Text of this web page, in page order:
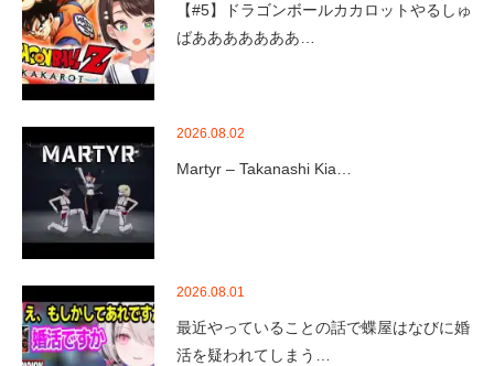
【#5】ドラゴンボールカカロットやるしゅ
ばあああああああ…
2026.08.02
Martyr – Takanashi Kia…
2026.08.01
最近やっていることの話で蝶屋はなびに婚
活を疑われてしまう…